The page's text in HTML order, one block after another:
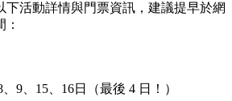
下活動詳情與門票資訊，建議提早於網
、9、15、16日（最後 4 日！）